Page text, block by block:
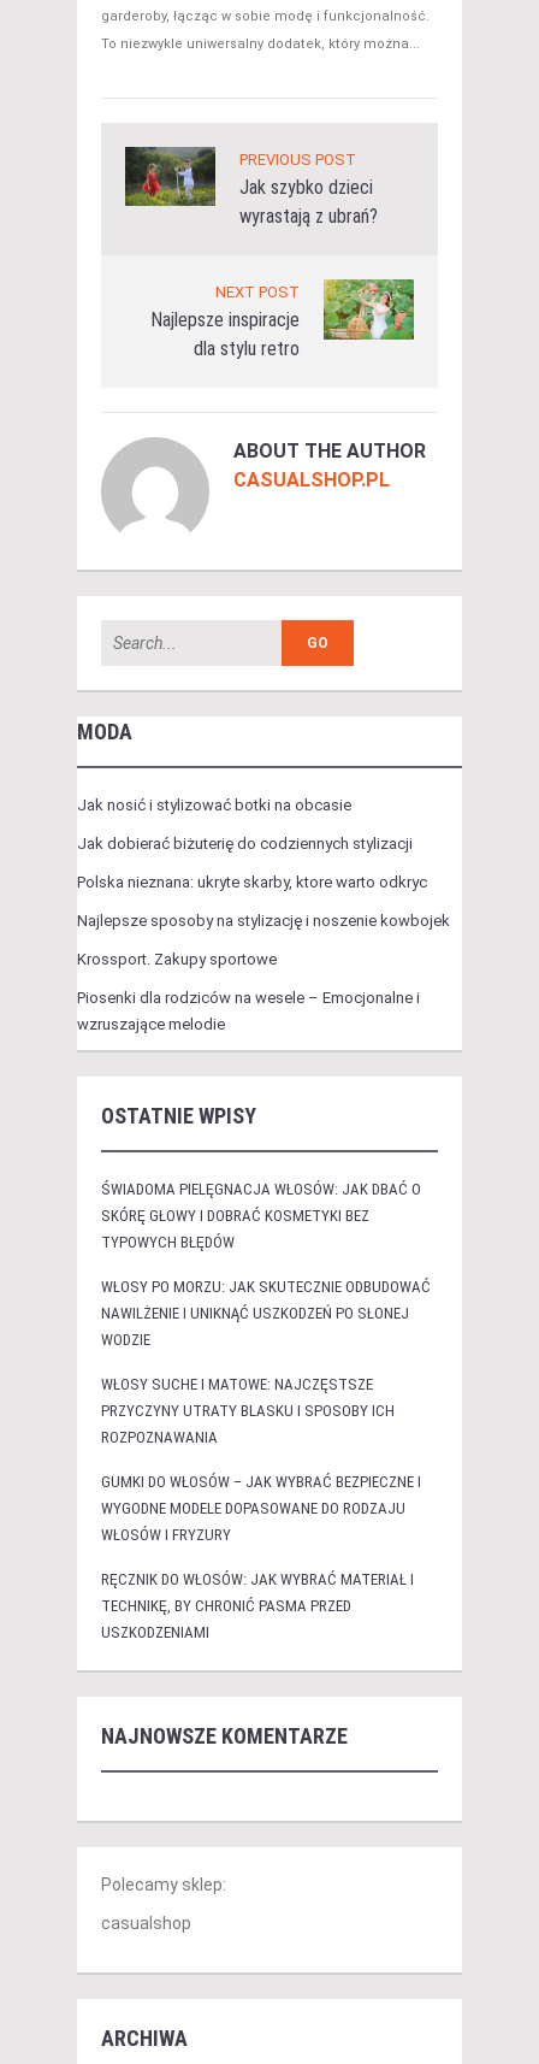
garderoby, łącząc w sobie modę i funkcjonalność.
To niezwykle uniwersalny dodatek, który można...
PREVIOUS POST
Jak szybko dzieci
wyrastają z ubrań?
NEXT POST
Najlepsze inspiracje
dla stylu retro
ABOUT THE AUTHOR
CASUALSHOP.PL
MODA
Jak nosić i stylizować botki na obcasie
Jak dobierać biżuterię do codziennych stylizacji
Polska nieznana: ukryte skarby, ktore warto odkryc
Najlepsze sposoby na stylizację i noszenie kowbojek
Krossport. Zakupy sportowe
Piosenki dla rodziców na wesele – Emocjonalne i
wzruszające melodie
OSTATNIE WPISY
ŚWIADOMA PIELĘGNACJA WŁOSÓW: JAK DBAĆ O
SKÓRĘ GŁOWY I DOBRAĆ KOSMETYKI BEZ
TYPOWYCH BŁĘDÓW
WŁOSY PO MORZU: JAK SKUTECZNIE ODBUDOWAĆ
NAWILŻENIE I UNIKNĄĆ USZKODZEŃ PO SŁONEJ
WODZIE
WŁOSY SUCHE I MATOWE: NAJCZĘSTSZE
PRZYCZYNY UTRATY BLASKU I SPOSOBY ICH
ROZPOZNAWANIA
GUMKI DO WŁOSÓW – JAK WYBRAĆ BEZPIECZNE I
WYGODNE MODELE DOPASOWANE DO RODZAJU
WŁOSÓW I FRYZURY
RĘCZNIK DO WŁOSÓW: JAK WYBRAĆ MATERIAŁ I
TECHNIKĘ, BY CHRONIĆ PASMA PRZED
USZKODZENIAMI
NAJNOWSZE KOMENTARZE
Polecamy sklep:
casualshop
ARCHIWA